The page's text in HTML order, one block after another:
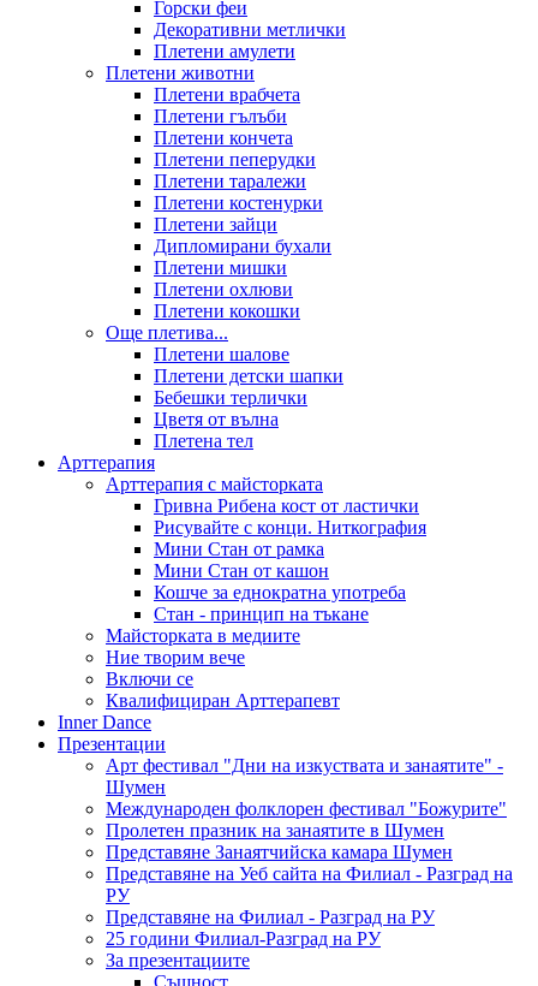
Горски феи
Декоративни метлички
Плетени амулети
Плетени животни
Плетени врабчета
Плетени гълъби
Плетени кончета
Плетени пеперудки
Плетени таралежи
Плетени костенурки
Плетени зайци
Дипломирани бухали
Плетени мишки
Плетени охлюви
Плетени кокошки
Още плетива...
Плетени шалове
Плетени детски шапки
Бебешки терлички
Цветя от вълна
Плетена тел
Арттерапия
Арттерапия с майсторката
Гривна Рибена кост от ластички
Рисувайте с конци. Ниткография
Мини Стан от рамка
Мини Стан от кашон
Кошче за еднократна употреба
Стан - принцип на тъкане
Майсторката в медиите
Ние творим вече
Включи се
Квалифициран Арттерапевт
Inner Dance
Презентации
Арт фестивал "Дни на изкуствата и занаятите" -
Шумен
Международен фолклорен фестивал "Божурите"
Пролетен празник на занаятите в Шумен
Представяне Занаятчийска камара Шумен
Представяне на Уеб сайта на Филиал - Разград на
РУ
Представяне на Филиал - Разград на РУ
25 години Филиал-Разград на РУ
За презентациите
Същност